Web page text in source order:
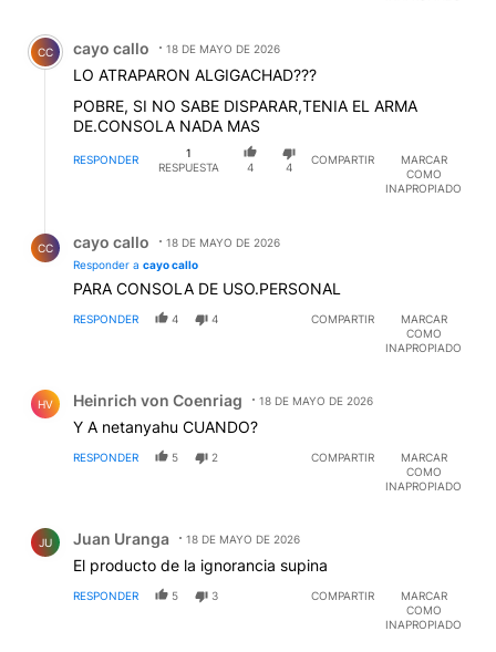
Comentario de cayo callo.
CC cayo callo 18 DE MAYO DE 2026
LO ATRAPARON ALGIGACHAD???
POBRE, SI NO SABE DISPARAR,TENIA EL ARMA
DE.CONSOLA NADA MAS
RESPONDER
1
RESPUESTA
4 4
COMPARTIR
MARCAR
COMO
INAPROPIADO
CC cayo callo
18 DE MAYO DE 2026
Responder a cayo callo
PARA CONSOLA DE USO.PERSONAL
RESPONDER 4 4 COMPARTIR
MARCAR
COMO
INAPROPIADO
HV Heinrich von Coenriag 18 DE MAYO DE 2026
Y A netanyahu CUANDO?
RESPONDER 5 2 COMPARTIR
MARCAR
COMO
INAPROPIADO
JU Juan Uranga 18 DE MAYO DE 2026
El producto de la ignorancia supina
RESPONDER 5 3 COMPARTIR
MARCAR
COMO
INAPROPIADO